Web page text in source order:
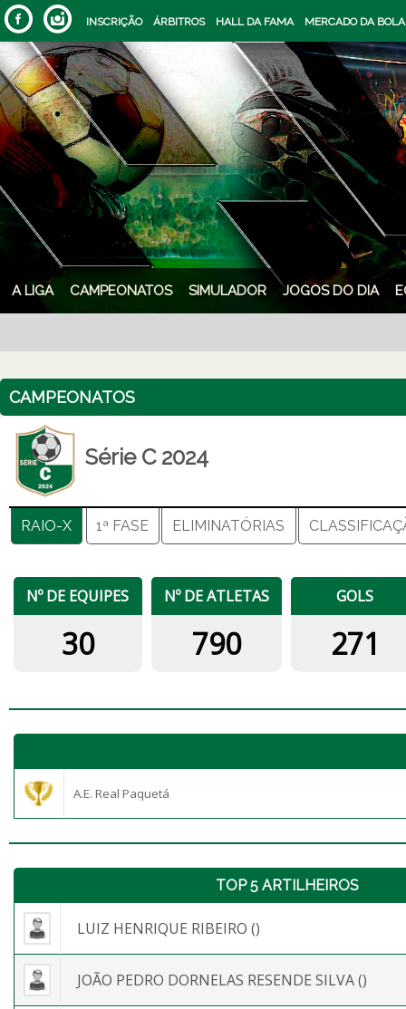
INSCRIÇÃO ÁRBITROS HALL DA FAMA MERCADO DA BOLA
A LIGA CAMPEONATOS SIMULADOR JOGOS DO DIA
CAMPEONATOS
Série C 2024
RAIO-X 1ª FASE ELIMINATÓRIAS
Nº DE EQUIPES
30
Nº DE ATLETAS
790
GOLS
271
A.E. Real Paquetá
TOP 5 ARTILHEIROS
LUIZ HENRIQUE RIBEIRO ()
JOÃO PEDRO DORNELAS RESENDE SILVA ()